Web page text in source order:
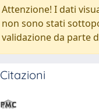
Attenzione! I dati
non sono stati
validazione da parte
Citazioni